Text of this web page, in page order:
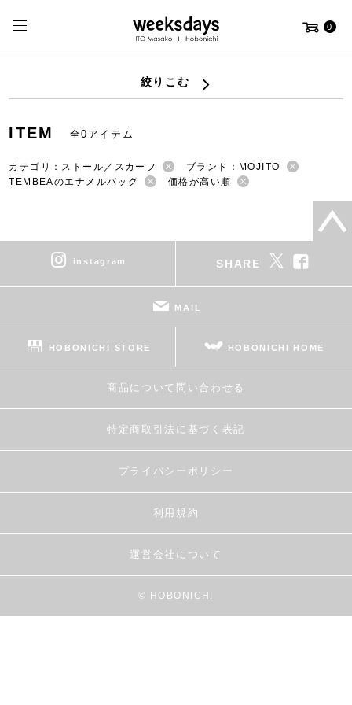
0
絞りこむ
ITEM 全0アイテム
カテゴリ：ストール／スカーフ
ブランド：MOJITO
TEMBEAのエナメルバッグ
価格が高い順
instagram SHARE
MAIL
HOBONICHI STORE HOBONICHI HOME
商品について問い合わせる
特定商取引法に基づく表記
プライバシーポリシー
利用規約
運営会社について
© HOBONICHI